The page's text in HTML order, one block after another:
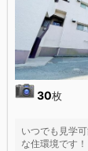
30枚
いつでも見学
な住環境です